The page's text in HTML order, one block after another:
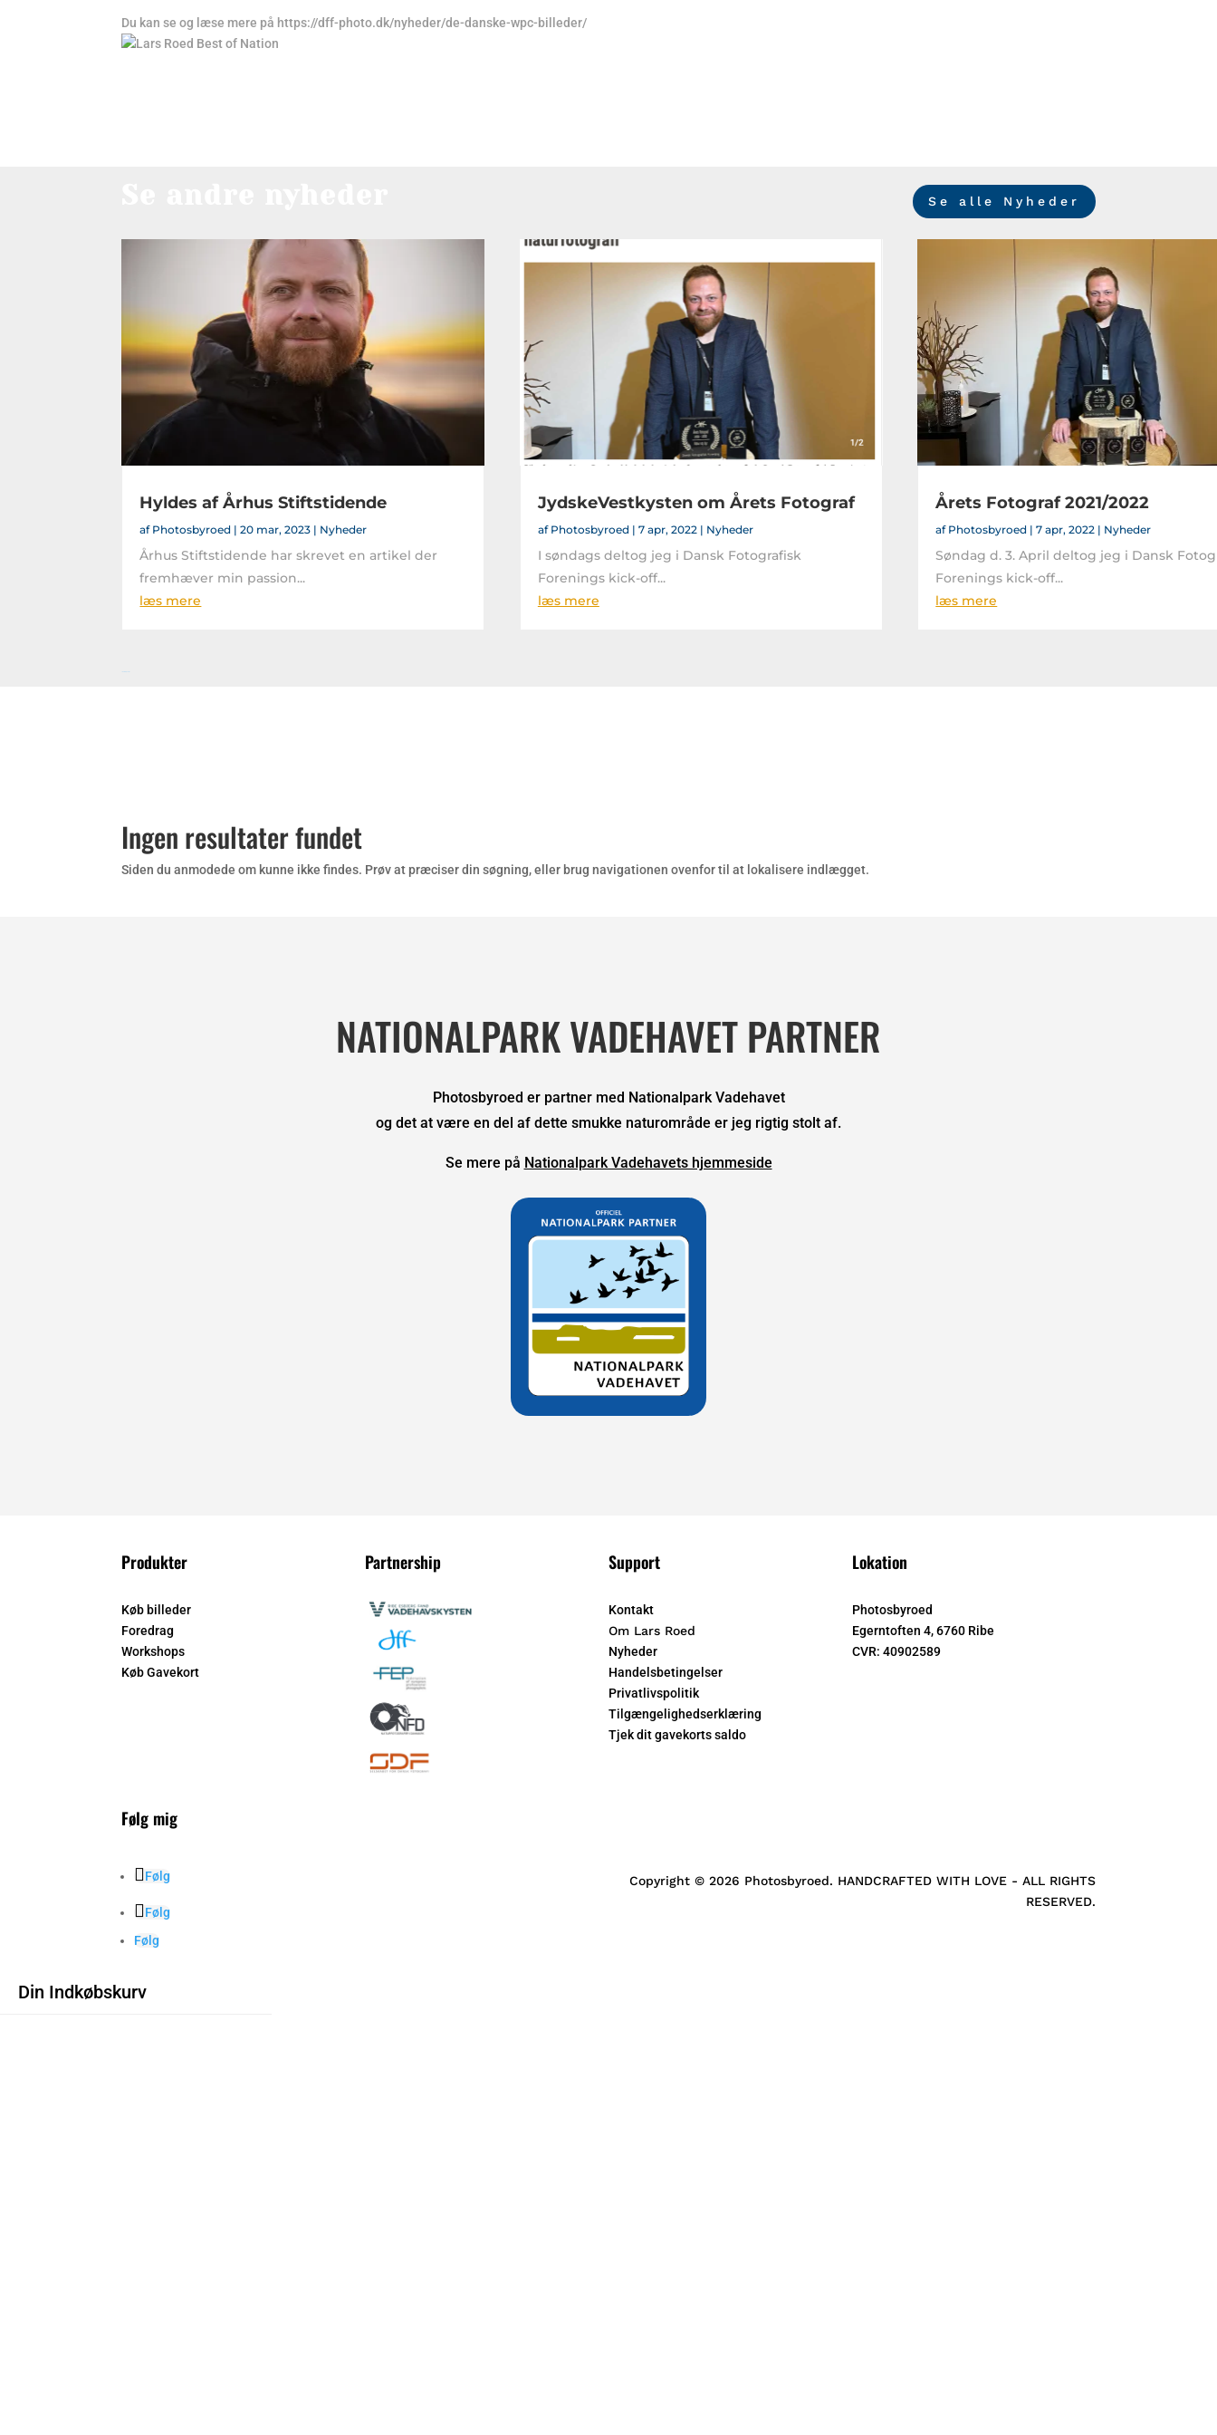
Du kan se og læse mere på https://dff-photo.dk/nyheder/de-danske-wpc-billeder/
Se alle Nyheder
Hyldes af Århus Stiftstidende
af Photosbyroed |20 mar, 2023 | Nyheder
Århus Stiftstidende har skrevet en artikel der
fremhæver min passion...
læs mere
JydskeVestkysten om Årets Fotograf
af Photosbyroed| 7 apr, 2022| Nyheder
I søndags deltog jeg i Dansk Fotografisk
Forenings kick-off...
læs mere
Årets Fotograf 2021/2022
af Photosbyroed |7 apr, 2022 | Nyheder
Søndag d. 3. April deltog jeg i Dansk
Forenings kick-off...
læs mere
Ingen resultater fundet
Siden du anmodede om kunne ikke findes. Prøv at præciser din søgning, eller brug navigationen ovenfor til at lokalisere indlægget.
NATIONALPARK VADEHAVET PARTNER
Photosbyroed er partner med Nationalpark Vadehavet
og det at være en del af dette smukke naturområde er jeg rigtig stolt af.
Se mere på Nationalpark Vadehavets hjemmeside
Produkter
Køb billeder
Foredrag
Workshops
Køb Gavekort
Partnership Support
Kontakt
Om Lars Roed
Nyheder
Handelsbetingelser
Privatlivspolitik
Tilgængelighedserklæring
Tjek dit gavekorts saldo
Lokation
Photosbyroed
Egerntoften 4, 6760 Ribe
CVR: 40902589
Følg mig
Følg
Følg
Følg
Copyright © 2026 Photosbyroed. HANDCRAFTED WITH LOVE - ALL RIGHTS
RESERVED.
Din Indkøbskurv